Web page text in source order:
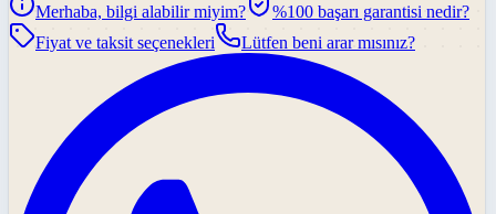
Merhaba, bilgi alabilir miyim?
%100 başarı garantisi nedir?
Fiyat ve taksit seçenekleri
Lütfen beni arar mısınız?